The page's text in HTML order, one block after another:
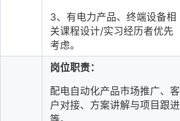
3、有电力产品、终端设备相
关课程设计/实习经历者优先
考虑。
岗位职责：
配电自动化产品市场推广、客
户对接、方案讲解与项目跟进